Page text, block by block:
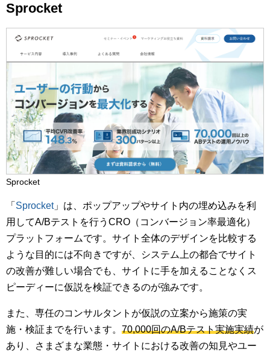
Sprocket
Sprocket
「 Sprocket」は、ポップアップやサイト内の埋め込みを利
用してA/Bテストを行うCRO（コンバージョン率最適化）
プラットフォームです。サイト全体のデザインを比較する
ような目的には不向きですが、システム上の都合でサイト
の改善が難しい場合でも、サイトに手を加えることなくス
ピーディーに仮説を検証できるのが強みです。
また、専任のコンサルタントが仮説の立案から施策の実
施・検証までを行います。 70,000回のA/Bテスト実施実績が
あり、さまざまな業態・サイトにおける改善の知見やユー